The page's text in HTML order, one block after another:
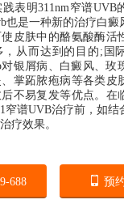
表明311nm窄谱UVB
也是一种新的治疗白癜
皮肤中的酪氨酸酶活
，从而达到的目的;国
对银屑病、白癜风、玫
掌跖脓疱病等各类皮
不易复发等优点。在
窄谱UVB治疗前，如结
疗效果。
688 预